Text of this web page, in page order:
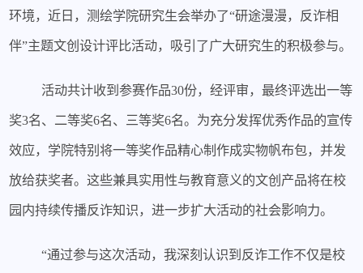
环境，近日，测绘学院研究生会举办了“研途漫漫，反诈相
伴”主题文创设计评比活动， 吸引了广大研究生的积极参与。
活动共计收到参赛作品30份，经评审，最终评选出一等
奖3名、二等奖6名、三等奖6名。 为充分发挥优秀作品的宣传
效应，学院特别将一等奖作品精心制作成实物帆布包，并发
放给获奖者。这些兼具实用性与教育意义的文创产品将在校
园内持续传播反诈知识，进一步扩大活动的社会影响力。
“通过参与这次活动，我深刻认识到反诈工作不仅是校